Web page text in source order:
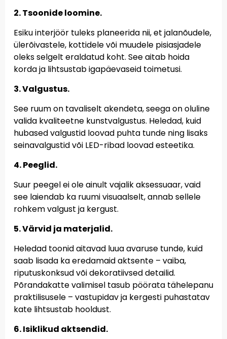
2. Tsoonide loomine.
Esiku interjöör tuleks planeerida nii, et jalanõudele,
ülerõivastele, kottidele või muudele pisiasjadele
oleks selgelt eraldatud koht. See aitab hoida
korda ja lihtsustab igapäevaseid toimetusi.
3. Valgustus.
See ruum on tavaliselt akendeta, seega on oluline
valida kvaliteetne kunstvalgustus. Heledad, kuid
hubased valgustid loovad puhta tunde ning lisaks
seinavalgustid või LED-ribad loovad esteetika.
4. Peeglid.
Suur peegel ei ole ainult vajalik aksessuaar, vaid
see laiendab ka ruumi visuaalselt, annab sellele
rohkem valgust ja kergust.
5. Värvid ja materjalid.
Heledad toonid aitavad luua avaruse tunde, kuid
saab lisada ka eredamaid aktsente – vaiba,
riputuskonksud või dekoratiivsed detailid.
Põrandakatte valimisel tasub pöörata tähelepanu
praktilisusele – vastupidav ja kergesti puhastatav
kate lihtsustab hooldust.
6. Isiklikud aktsendid.